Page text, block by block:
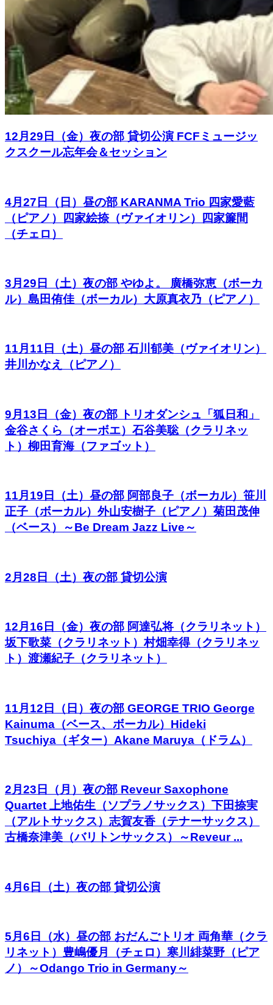
12月29日（金）夜の部 貸切公演 FCFミュージッ
クスクール忘年会＆セッション
4月27日（日）昼の部 KARANMA Trio 四家愛藍
（ピアノ）四家絵捺（ヴァイオリン）四家簾間
（チェロ）
3月29日（土）夜の部 やゆよ。 廣橋弥恵（ボーカ
ル）島田侑佳（ボーカル）大原真衣乃（ピアノ）
11月11日（土）昼の部 石川郁美（ヴァイオリン）
井川かなえ（ピアノ）
9月13日（金）夜の部 トリオダンシュ「狐日和」
金谷さくら（オーボエ）石谷美聡（クラリネッ
ト）柳田育海（ファゴット）
11月19日（土）昼の部 阿部良子（ボーカル）笹川
正子（ボーカル）外山安樹子（ピアノ）菊田茂伸
（ベース）～Be Dream Jazz Live～
2月28日（土）夜の部 貸切公演
12月16日（金）夜の部 阿達弘将（クラリネット）
坂下歌菜（クラリネット）村畑幸得（クラリネッ
ト）渡瀬紀子（クラリネット）
11月12日（日）夜の部 GEORGE TRIO George
Kainuma（ベース、ボーカル）Hideki
Tsuchiya（ギター）Akane Maruya（ドラム）
2月23日（月）夜の部 Reveur Saxophone
Quartet 上地佑生（ソプラノサックス）下田捺実
（アルトサックス）志賀友香（テナーサックス）
古橋奈津美（バリトンサックス）～Reveur ...
4月6日（土）夜の部 貸切公演
5月6日（水）昼の部 おだんごトリオ 両角華（クラ
リネット）豊嶋優月（チェロ）寒川緋菜野（ピア
ノ）～Odango Trio in Germany～